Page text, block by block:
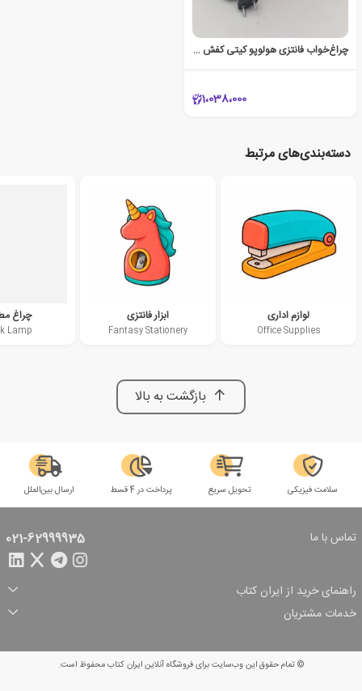
چراغ‌خواب فانتزی هولوپو کیتی کفش (صورتی)
1،038،000
دسته‌بندی‌های مرتبط
لوازم اداری
Office Supplies
ابزار فانتزی
Fantasy Stationery
چراغ
Lamp
بازگشت به بالا
سلامت فیزیکی تحویل سریع پرداخت در 4 قسط ارسال بین‌الملل
تماس با ما 021-62999935
راهنمای خرید از ایران کتاب
ثبت سفارش
شرایط ارسال سفارش
شیوه پرداخت
تخفیف‌های خرید
خدمات مشتریان
© تمام حقوق این وب‌سایت برای فروشگاه آنلاین ایران کتاب محفوظ است.